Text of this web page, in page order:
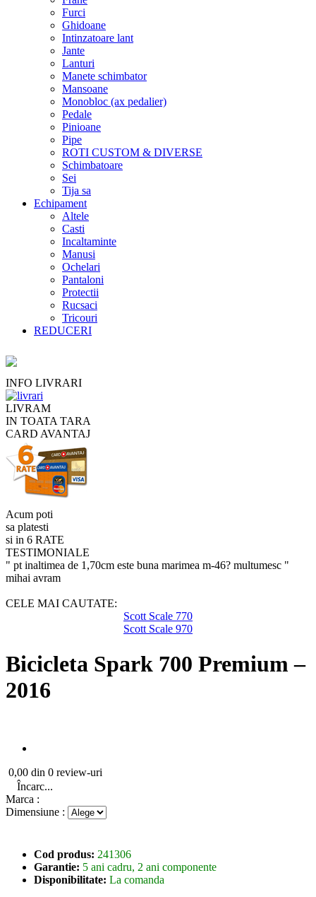
Furci
Ghidoane
Intinzatoare lant
Jante
Lanturi
Manete schimbator
Mansoane
Monobloc (ax pedalier)
Pedale
Pinioane
Pipe
ROTI CUSTOM & DIVERSE
Schimbatoare
Sei
Tija sa
Echipament
Altele
Casti
Incaltaminte
Manusi
Ochelari
Pantaloni
Protectii
Rucsaci
Tricouri
REDUCERI
INFO LIVRARI
LIVRAM
IN TOATA TARA
CARD AVANTAJ
Acum poti
sa platesti
si in 6 RATE
TESTIMONIALE
" pt inaltimea de 1,70cm este buna marimea m-46? multumesc "
mihai avram
CELE MAI CAUTATE:
Scott Scale 770
Scott Scale 970
Bicicleta Spark 700 Premium –
2016
0,00 din 0 review-uri
Încarc...
Marca :
Dimensiune :
Cod produs: 241306
Garantie: 5 ani cadru, 2 ani componente
Disponibilitate: La comanda